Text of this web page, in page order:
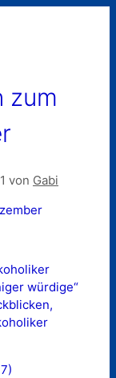
zum
von Gabi
würdige“